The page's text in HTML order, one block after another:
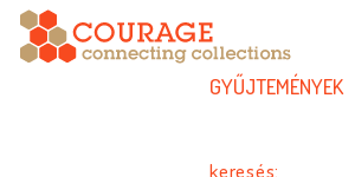
GYŰJTEMÉNYEK
keresés: